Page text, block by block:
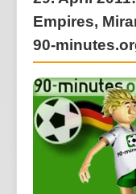
Empires,
90-